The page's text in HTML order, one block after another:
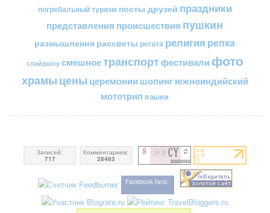
погребальный туризм посты друзей праздники
представления происшествия пушкин
размышления рассветы регата религия репка
слайдшоу смешноетранспортфестивали фото
храмы цены церемонии шопингюжноиндийский
мототрип языки
Записей:
717
Комментариев:
28463
Facebook fans: